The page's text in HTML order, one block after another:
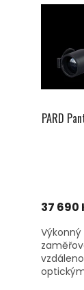
PARD
37 690